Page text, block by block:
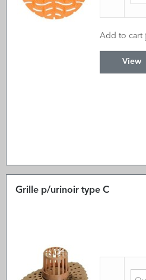
Add to cart
View
Grille p/urinoir type C